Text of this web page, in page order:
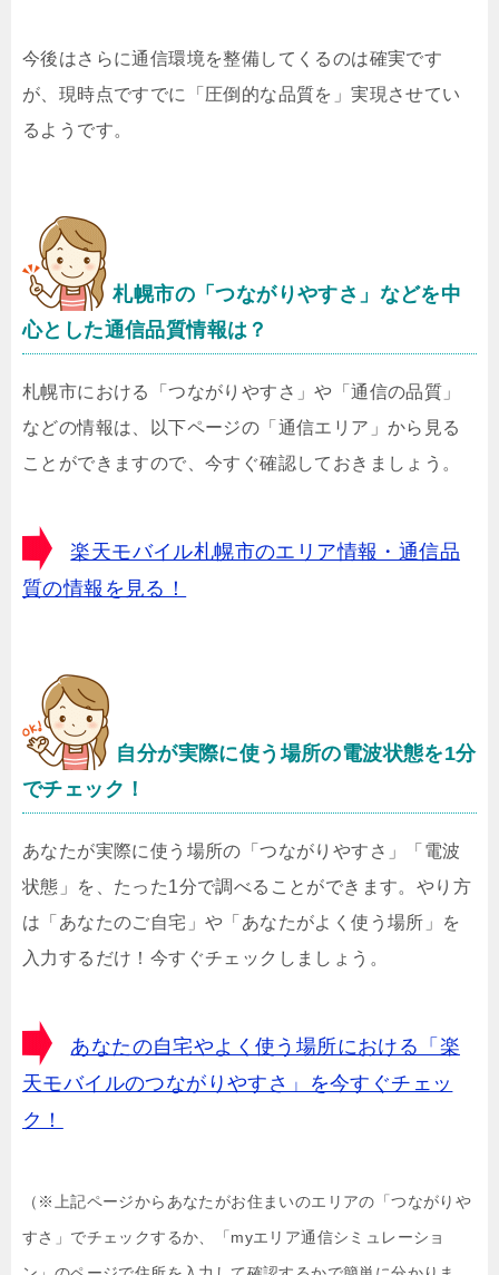
今後はさらに通信環境を整備してくるのは確実です
が、現時点ですでに「圧倒的な品質を」実現させてい
るようです。
札幌市の「つながりやすさ」などを中
心とした通信品質情報は？
札幌市における「つながりやすさ」や「通信の品質」
などの情報は、以下ページの「通信エリア」から見る
ことができますので、今すぐ確認しておきましょう。
楽天モバイル札幌市のエリア情報・通信品
質の情報を見る！
自分が実際に使う場所の電波状態を1分
でチェック！
あなたが実際に使う場所の「つながりやすさ」「電波
状態」を、たった1分で調べることができます。やり方
は「あなたのご自宅」や「あなたがよく使う場所」を
入力するだけ！今すぐチェックしましょう。
あなたの自宅やよく使う場所における「楽
天モバイルのつながりやすさ」を今すぐチェッ
ク！
（※上記ページからあなたがお住まいのエリアの「つながりや
すさ」でチェックするか、「myエリア通信シミュレーショ